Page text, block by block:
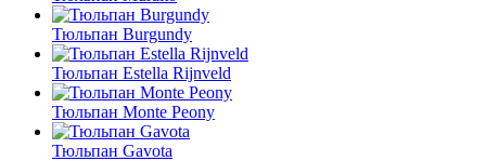
Тюльпан Burgundy
Тюльпан Estella Rijnveld
Тюльпан Monte Peony
Тюльпан Gavota